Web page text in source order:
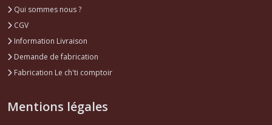
Qui sommes nous ?
CGV
Information Livraison
Demande de fabrication
Fabrication Le ch'ti comptoir
Mentions légales